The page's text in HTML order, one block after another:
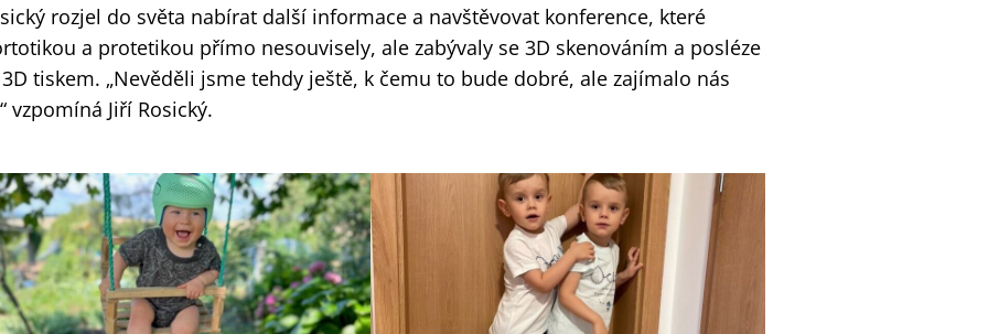
rozjel do světa nabírat další informace a navštěvovat konference, které
a protetikou přímo nesouvisely, ale zabývaly se 3D skenováním a posléze
tiskem. „Nevěděli jsme tehdy ještě, k čemu to bude dobré, ale zajímalo nás
vzpomíná Jiří Rosický.